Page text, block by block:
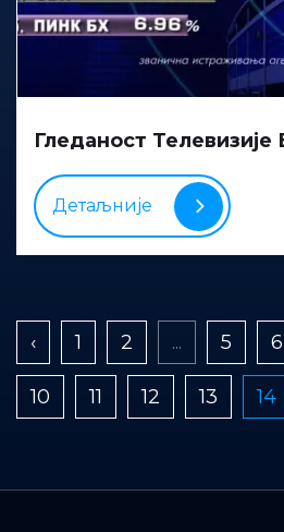
Гледаност Телевизије
Детаљније
‹ 1 2 ... 5 6
10 11 12 13 14